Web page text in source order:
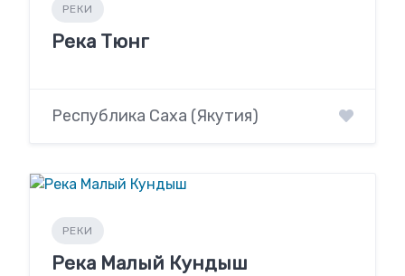
РЕКИ
Река Тюнг
Республика Саха (Якутия)
РЕКИ
Река Малый Кундыш